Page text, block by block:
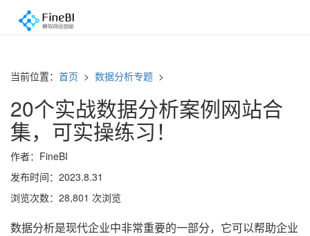
当前位置： 首页 > 数据分析专题 >
20个实战数据分析案例网站合
集，可实操练习！
作者：FineBI
发布时间：2023.8.31
浏览次数：28,801 次浏览
数据分析是现代企业中非常重要的一部分，它可以帮助企业